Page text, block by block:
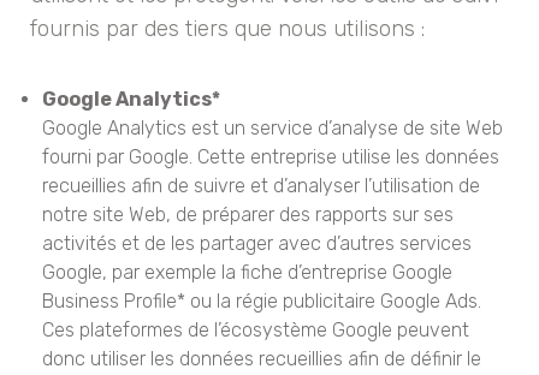
fournis par des tiers que nous utilisons :
Google Analytics*
Google Analytics est un service d’analyse de site Web
fourni par Google. Cette entreprise utilise les données
recueillies afin de suivre et d’analyser l’utilisation de
notre site Web, de préparer des rapports sur ses
activités et de les partager avec d’autres services
Google, par exemple la fiche d’entreprise Google
Business Profile* ou la régie publicitaire Google Ads.
Ces plateformes de l’écosystème Google peuvent
donc utiliser les données recueillies afin de définir le